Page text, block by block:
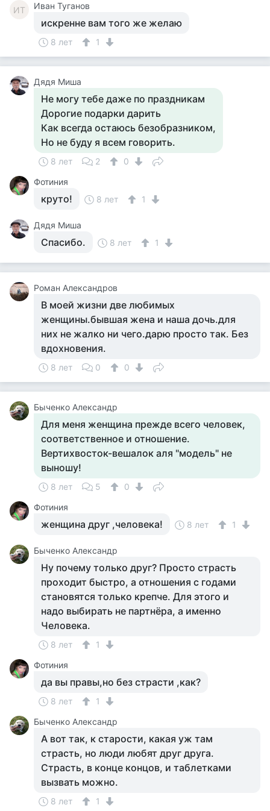
ИТ Иван Туганов
искренне вам того же желаю
8 лет 1
Дядя Миша
Не могу тебе даже по праздникам
Дорогие подарки дарить
Как всегда остаюсь безобразником,
Но не буду я всем говорить.
8 лет 2
0
Фотиния
круто! 8 лет 1
Дядя Миша
Спасибо. 8 лет 1
Роман Александров
В моей жизни две любимых
женщины.бывшая жена и наша дочь.для
них не жалко ни чего.дарю просто так. Без
вдохновения.
8 лет 0 0
Быченко Александр
Для меня женщина прежде всего человек,
соответственное и отношение.
Вертихвосток-вешалок аля "модель" не
выношу!
8 лет 5
0
Фотиния
женщина друг ,человека! 8 лет 1
Быченко Александр
Ну почему только друг? Просто страсть
проходит быстро, а отношения с годами
становятся только крепче. Для этого и
надо выбирать не партнёра, а именно
Человека.
8 лет
1
Фотиния
да вы правы,но без страсти ,как?
8 лет
1
Быченко Александр
А вот так, к старости, какая уж там
страсть, но люди любят друг друга.
Страсть, в конце концов, и таблетками
вызвать можно.
8 лет 1